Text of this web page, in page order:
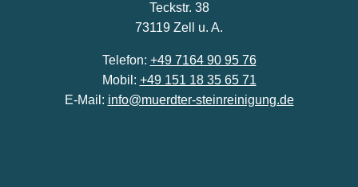
Teckstr. 38
73119 Zell u. A.
Telefon: +49 7164 90 95 76
Mobil: +49 151 18 35 65 71
E-Mail: info@muerdter-steinreinigung.de